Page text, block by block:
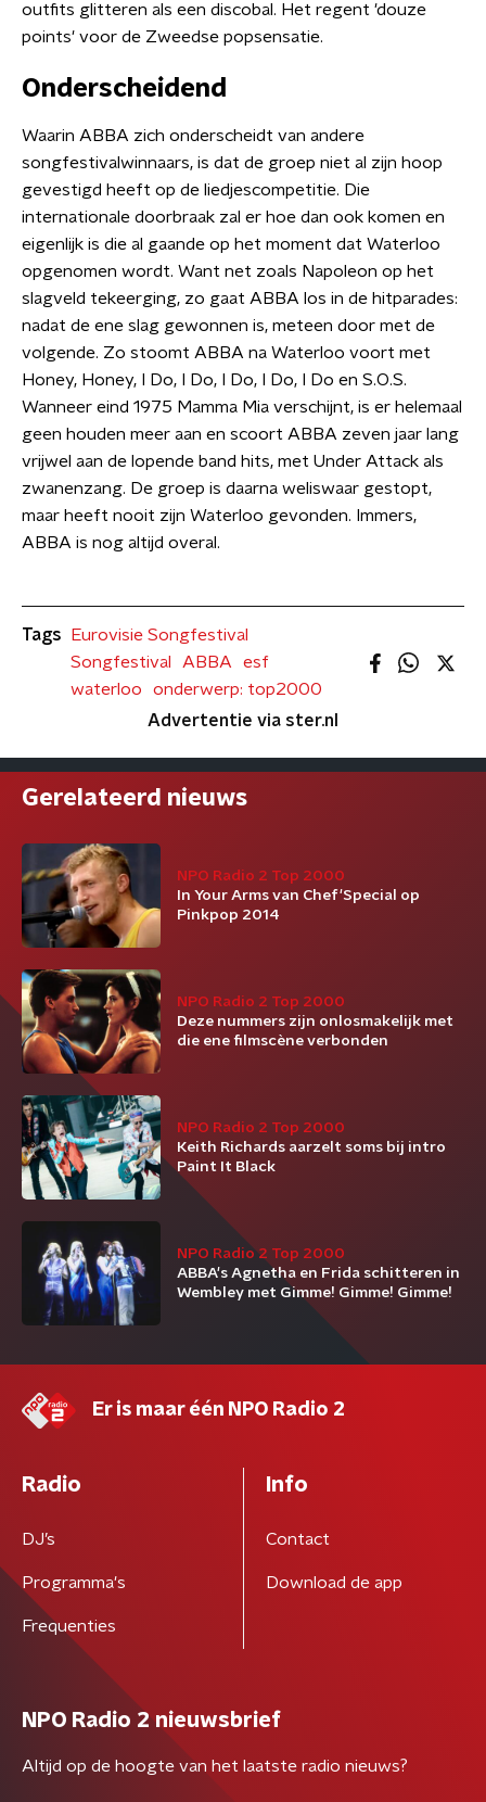
outfits glitteren als een discobal. Het regent 'douze
points' voor de Zweedse popsensatie.
Onderscheidend
Waarin ABBA zich onderscheidt van andere
songfestivalwinnaars, is dat de groep niet al zijn hoop
gevestigd heeft op de liedjescompetitie. Die
internationale doorbraak zal er hoe dan ook komen en
eigenlijk is die al gaande op het moment dat Waterloo
opgenomen wordt. Want net zoals Napoleon op het
slagveld tekeerging, zo gaat ABBA los in de hitparades:
nadat de ene slag gewonnen is, meteen door met de
volgende. Zo stoomt ABBA na Waterloo voort met
Honey, Honey, I Do, I Do, I Do, I Do, I Do en S.O.S.
Wanneer eind 1975 Mamma Mia verschijnt, is er helemaal
geen houden meer aan en scoort ABBA zeven jaar lang
vrijwel aan de lopende band hits, met Under Attack als
zwanenzang. De groep is daarna weliswaar gestopt,
maar heeft nooit zijn Waterloo gevonden. Immers,
ABBA is nog altijd overal.
Tags
Eurovisie Songfestival
Songfestival
ABBA
esf
waterloo
onderwerp: top2000
Advertentie via ster.nl
Gerelateerd nieuws
NPO Radio 2 Top 2000
In Your Arms van Chef'Special op
Pinkpop 2014
NPO Radio 2 Top 2000
Deze nummers zijn onlosmakelijk met
die ene filmscène verbonden
NPO Radio 2 Top 2000
Keith Richards aarzelt soms bij intro
Paint It Black
NPO Radio 2 Top 2000
ABBA's Agnetha en Frida schitteren in
Wembley met Gimme! Gimme! Gimme!
Er is maar één NPO Radio 2
Radio
DJ’s
Programma's
Frequenties
Info
Contact
Download de app
NPO Radio 2 nieuwsbrief
Altijd op de hoogte van het laatste radio nieuws?